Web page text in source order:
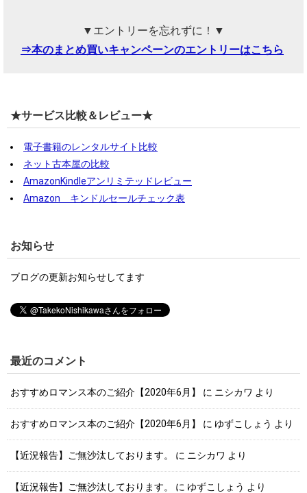
▼エントリーを忘れずに！▼
⇒本のまとめ買いキャンペーンのエントリーはこちら
★サービス比較＆レビュー★
電子書籍のレンタルサイト比較
ネット古本屋の比較
AmazonKindleアンリミテッドレビュー
Amazon キンドルセールチェック表
お知らせ
ブログの更新お知らせしてます
最近のコメント
おすすめロマンス本のご紹介【2020年6月】 に ニシカワ より
おすすめロマンス本のご紹介【2020年6月】 に ゆずこしょう より
【近況報告】ご無沙汰しております。 に ニシカワ より
【近況報告】ご無沙汰しております。 に ゆずこしょう より